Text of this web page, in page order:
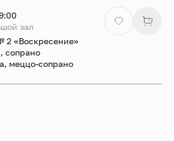
Раевский, Борис Тевлин,
Дмитряк. С сезона
возглавляет Екатерина
зал
«Воскресение»
сопрано
меццо-сопрано